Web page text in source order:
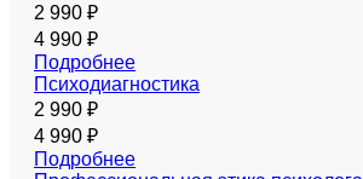
2 990 ₽
4 990 ₽
Подробнее
Психодиагностика
2 990 ₽
4 990 ₽
Подробнее